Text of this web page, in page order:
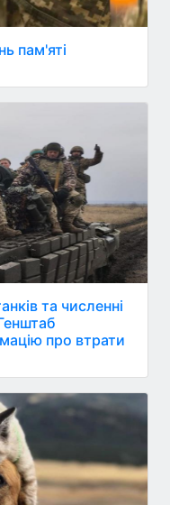
пам'яті
та численні
про втрати